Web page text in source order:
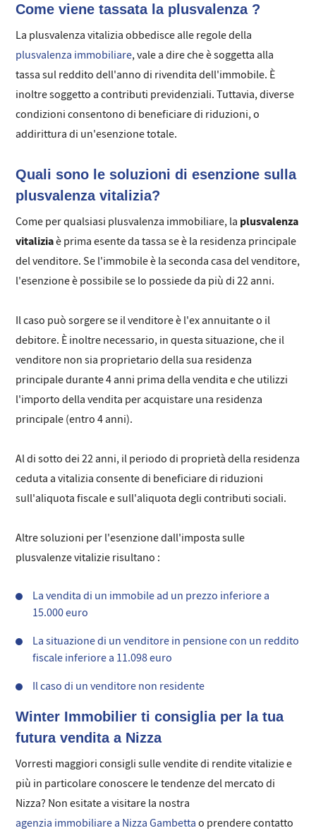
Come viene tassata la plusvalenza ?
La plusvalenza vitalizia obbedisce alle regole della
plusvalenza immobiliare, vale a dire che è soggetta alla
tassa sul reddito dell'anno di rivendita dell'immobile. È
inoltre soggetto a contributi previdenziali. Tuttavia, diverse
condizioni consentono di beneficiare di riduzioni, o
addirittura di un'esenzione totale.
Quali sono le soluzioni di esenzione sulla
plusvalenza vitalizia?
Come per qualsiasi plusvalenza immobiliare, la plusvalenza
vitaliziaè prima esente da tassa se è la residenza principale
del venditore. Se l'immobile è la seconda casa del venditore,
l'esenzione è possibile se lo possiede da più di 22 anni.
Il caso può sorgere se il venditore è l'ex annuitante o il
debitore. È inoltre necessario, in questa situazione, che il
venditore non sia proprietario della sua residenza
principale durante 4 anni prima della vendita e che utilizzi
l'importo della vendita per acquistare una residenza
principale (entro 4 anni).
Al di sotto dei 22 anni, il periodo di proprietà della residenza
ceduta a vitalizia consente di beneficiare di riduzioni
sull'aliquota fiscale e sull'aliquota degli contributi sociali.
Altre soluzioni per l'esenzione dall'imposta sulle
plusvalenze vitalizie risultano :
La vendita di un immobile ad un prezzo inferiore a
15.000 euro
La situazione di un venditore in pensione con un reddito
fiscale inferiore a 11.098 euro
Il caso di un venditore non residente
Winter Immobilier ti consiglia per la tua
futura vendita a Nizza
Vorresti maggiori consigli sulle vendite di rendite vitalizie e
più in particolare conoscere le tendenze del mercato di
Nizza? Non esitate a visitare la nostra
agenzia immobiliare a Nizza Gambetta o prendere contatto